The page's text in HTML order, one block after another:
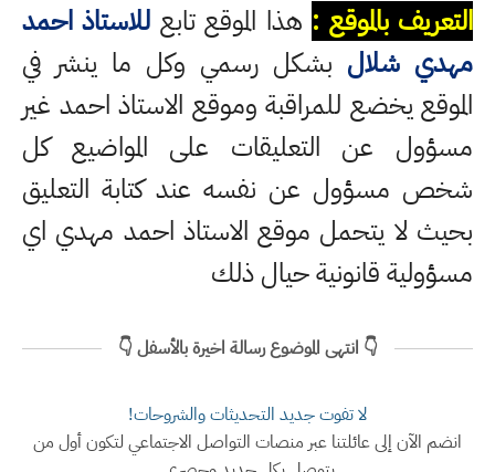
التعريف بالموقع : هذا الموقع تابع للاستاذ احمد
مهدي شلال بشكل رسمي وكل ما ينشر في
الموقع يخضع للمراقبة وموقع الاستاذ احمد غير
مسؤول عن التعليقات على المواضيع كل
شخص مسؤول عن نفسه عند كتابة التعليق
بحيث لا يتحمل موقع الاستاذ احمد مهدي اي
مسؤولية قانونية حيال ذلك
👇 انتهى الموضوع رسالة اخيرة بالأسفل 👇
لا تفوت جديد التحديثات والشروحات!
انضم الآن إلى عائلتنا عبر منصات التواصل الاجتماعي لتكون أول من